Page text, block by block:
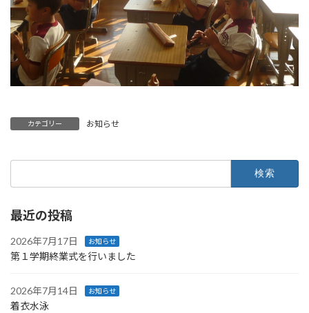
カテゴリー お知らせ
最近の投稿
2026年7月17日 お知らせ
第１学期終業式を行いました
2026年7月14日 お知らせ
着衣水泳